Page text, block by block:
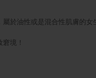
於油性或是混合性肌膚的
境！